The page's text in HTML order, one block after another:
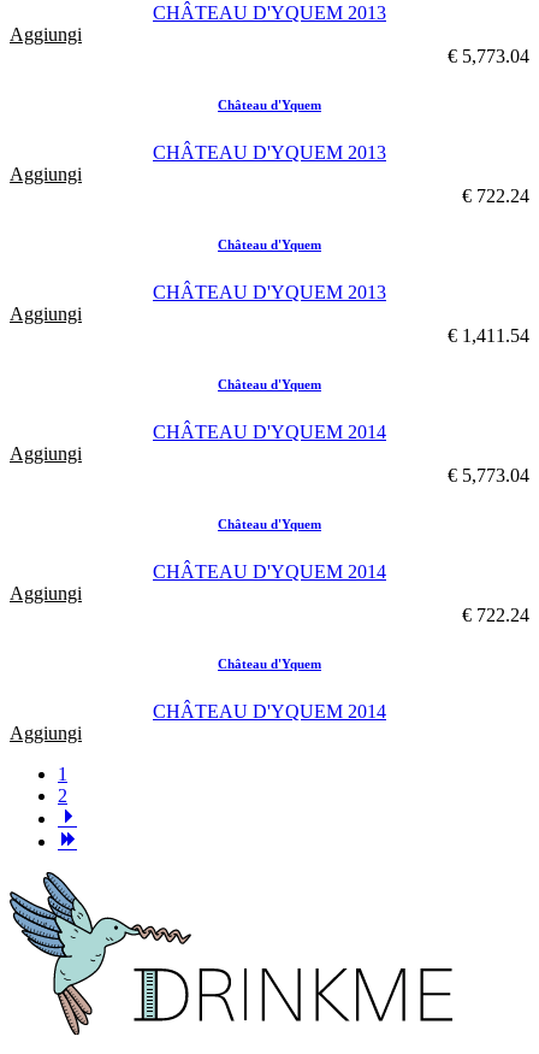
CHÂTEAU D'YQUEM 2013
Aggiungi
€ 5,773.04
Château d'Yquem
CHÂTEAU D'YQUEM 2013
Aggiungi
€ 722.24
Château d'Yquem
CHÂTEAU D'YQUEM 2013
Aggiungi
€ 1,411.54
Château d'Yquem
CHÂTEAU D'YQUEM 2014
Aggiungi
€ 5,773.04
Château d'Yquem
CHÂTEAU D'YQUEM 2014
Aggiungi
€ 722.24
Château d'Yquem
CHÂTEAU D'YQUEM 2014
Aggiungi
1
2